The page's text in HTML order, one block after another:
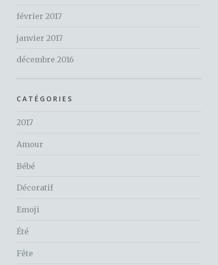
février 2017
janvier 2017
décembre 2016
CATÉGORIES
2017
Amour
Bébé
Décoratif
Emoji
Été
Fête